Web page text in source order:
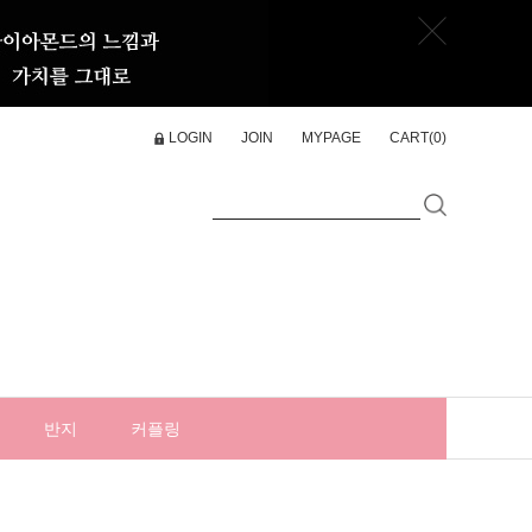
LOGIN JOIN MYPAGE CART(0)
반지 커플링